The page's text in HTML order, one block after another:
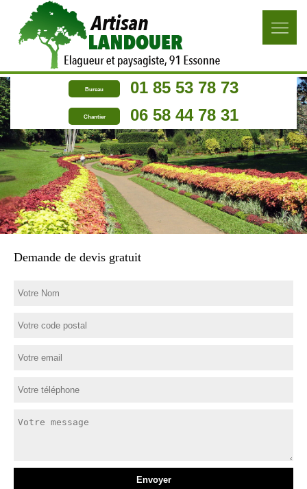
Bureau 01 85 53 78 73
Chantier 06 58 44 78 31
Demande de devis gratuit